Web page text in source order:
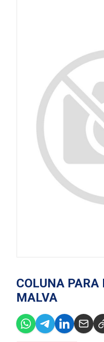
COLUNA PARA
MALVA